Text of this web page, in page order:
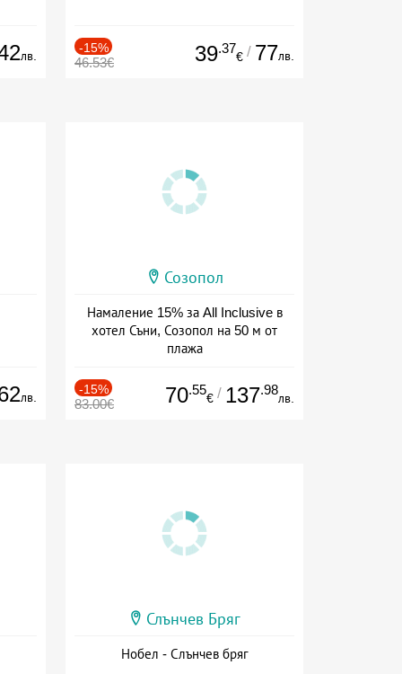
лв.
-15%
46.53€ 39.37
€ / 77лв.
лв.
Созопол
Намаление 15% за All Inclusive в
хотел Съни, Созопол на 50 м от
плажа
-15%
83.00€ 70.55
€ / 137.98
лв.
Слънчев Бряг
Нобел - Слънчев бряг